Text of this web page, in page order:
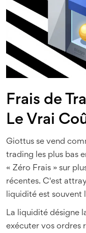
Frais de
Le Vrai
Giottus se vend
trading les plus bas
« Zéro Frais » sur
récentes. C'est
liquidité est souvent
La liquidité désigne
exécuter vos ordres